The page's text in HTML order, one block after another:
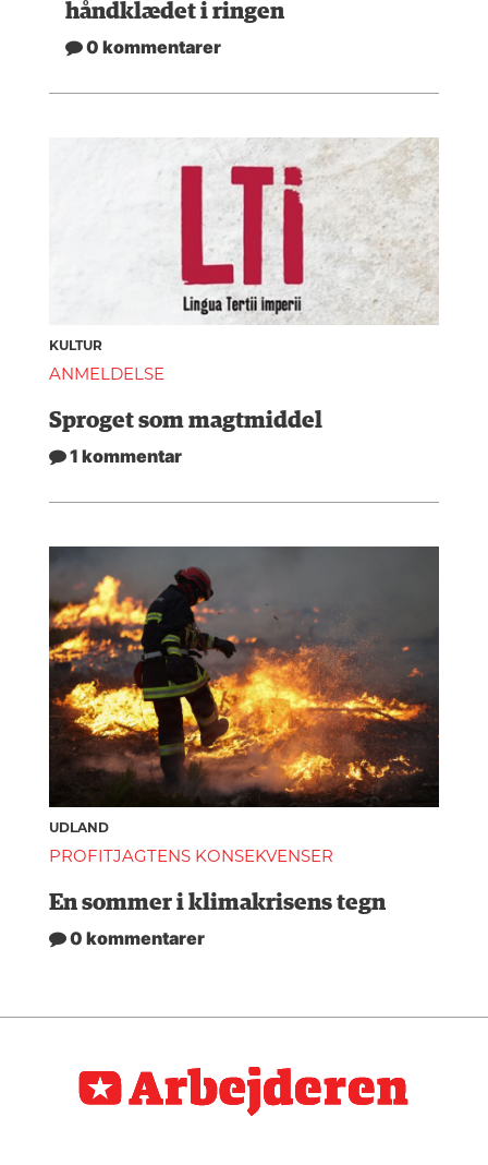
håndklædet i ringen
0 kommentarer
KULTUR
ANMELDELSE
Sproget som magtmiddel
1 kommentar
UDLAND
PROFITJAGTENS KONSEKVENSER
En sommer i klimakrisens tegn
0 kommentarer